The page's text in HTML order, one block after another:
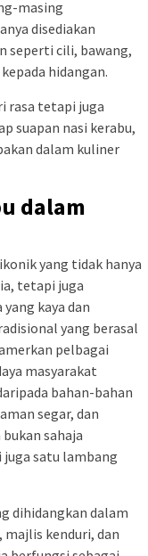
masing
disediakan
seperti cili, bawang,
hidangan.
rasa tetapi juga
suapan nasi kerabu,
dalam kuliner
dalam
yang tidak hanya
tetapi juga
kaya dan
yang berasal
pelbagai
masyarakat
bahan-bahan
segar, dan
sahaja
satu lambang
dihidangkan dalam
kenduri, dan